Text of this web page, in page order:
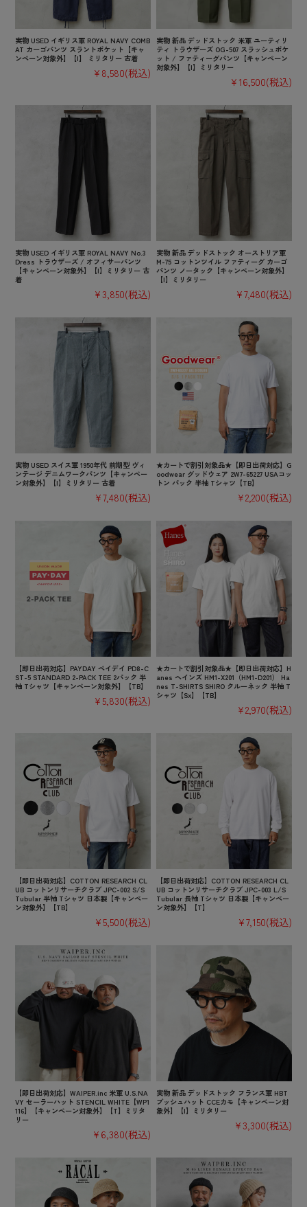
実物 USED イギリス軍 ROYAL NAVY COMB
AT カーゴパンツ スラントポケット【キャ
ンペーン対象外】【I】 ミリタリー 古着
¥8,580(税込)
実物 新品 デッドストック 米軍 ユーティリ
ティ トラウザーズ OG-507 スラッシュポケ
ット / ファティーグパンツ【キャンペーン
対象外】【I】ミリタリー
¥16,500(税込)
実物 USED イギリス軍 ROYAL NAVY No.3
Dress トラウザーズ / オフィサーパンツ
【キャンペーン対象外】【I】ミリタリー 古
着
¥3,850(税込)
実物 新品 デッドストック オーストリア軍
M-75 コットンツイル ファティーグ カーゴ
パンツ ノータック【キャンペーン対象外】
【I】ミリタリー
¥7,480(税込)
実物 USED スイス軍 1950年代 前期型 ヴィ
ンテージ デニムワークパンツ【キャンペー
ン対象外】【I】ミリタリー 古着
¥7,480(税込)
★カートで割引対象品★【即日出荷対応】G
oodwear グッドウェア 2W7-65227 USAコッ
トン パック 半袖 Tシャツ【TB】
¥2,200(税込)
【即日出荷対応】PAYDAY ペイデイ PD8-C
ST-5 STANDARD 2-PACK TEE 2パック 半
袖 Tシャツ【キャンペーン対象外】【TB】
¥5,830(税込)
★カートで割引対象品★【即日出荷対応】H
anes ヘインズ HM1-X201（HM1-D201） Ha
nes T-SHIRTS SHIRO クルーネック 半袖 T
シャツ【Sx】【TB】
¥2,970(税込)
【即日出荷対応】COTTON RESEARCH CL
UB コットンリサーチクラブ JPC-002 S/S
Tubular 半袖 Tシャツ 日本製【キャンペー
ン対象外】【TB】
¥5,500(税込)
【即日出荷対応】COTTON RESEARCH CL
UB コットンリサーチクラブ JPC-003 L/S
Tubular 長袖 Tシャツ 日本製【キャンペー
ン対象外】【T】
¥7,150(税込)
【即日出荷対応】WAIPER.inc 米軍 U.S.NA
VY セーラーハット STENCIL WHITE【WP1
116】【キャンペーン対象外】【T】ミリタ
リー
¥6,380(税込)
実物 新品 デッドストック フランス軍 HBT
ブッシュハット CCEカモ【キャンペーン対
象外】【I】ミリタリー
¥3,300(税込)